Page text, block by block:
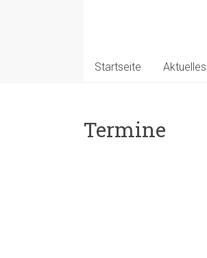
Startseite Aktuelles
Termine